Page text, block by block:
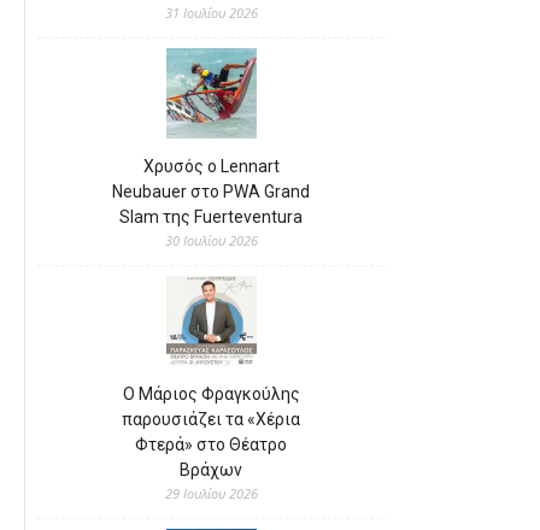
31 Ιουλίου 2026
Χρυσός ο Lennart
Neubauer στο PWA Grand
Slam της Fuerteventura
30 Ιουλίου 2026
Ο Μάριος Φραγκούλης
παρουσιάζει τα «Χέρια
Φτερά» στο Θέατρο
Βράχων
29 Ιουλίου 2026